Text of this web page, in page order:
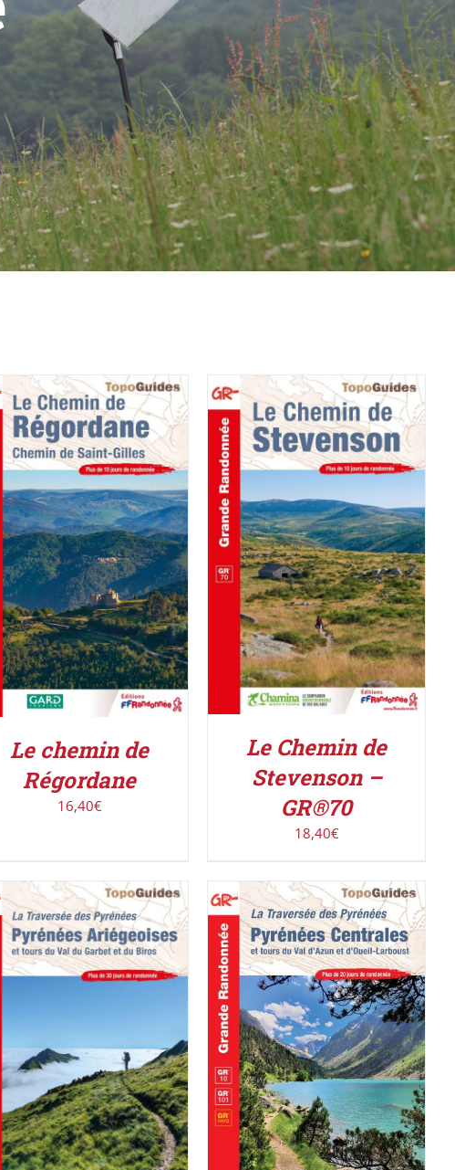
ACHETER LE PRODUIT
/
DÉTAILS
Le chemin de
Régordane
16,40€
AJOUTER AU PANIER
/
DÉTAILS
Le Chemin de
Stevenson –
GR®70
18,40€
AJOUTER AU PANIER
/
DÉTAILS
AJOUTER AU PANIER
/
DÉTAILS